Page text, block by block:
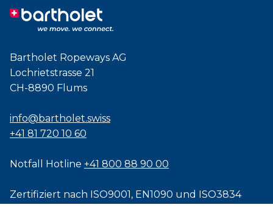
Bartholet Ropeways AG
Lochrietstrasse 21
CH-8890 Flums
info@bartholet.swiss
+41 81 720 10 60
Notfall Hotline +41 800 88 90 00
Zertifiziert nach ISO9001 , EN1090 und ISO3834